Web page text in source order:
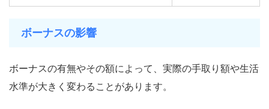
ボーナスの影響
ボーナスの有無やその額によって、実際の手取り額や生活
水準が大きく変わることがあります。